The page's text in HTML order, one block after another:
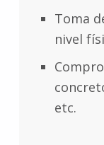
Toma
nivel
etc.